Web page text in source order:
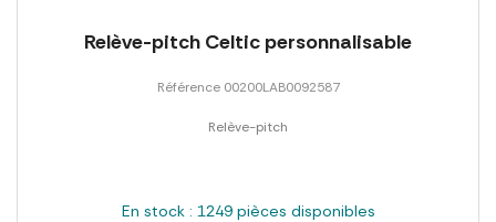
Relève-pitch Celtic personnalisable
Référence 00200LAB0092587
Relève-pitch
En stock : 1249 pièces disponibles